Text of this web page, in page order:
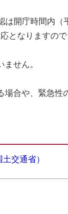
は開庁時間内
となりますの
せん。
場合や、緊急
交通省）